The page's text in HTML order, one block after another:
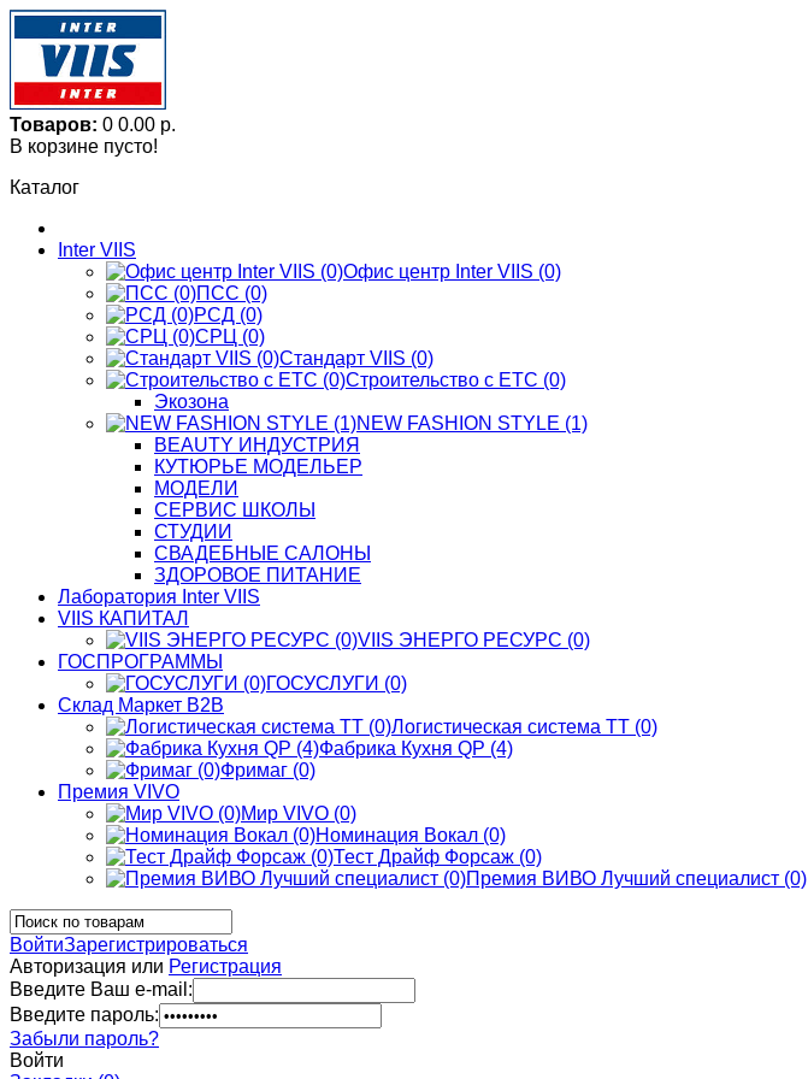
Товаров: 0 0.00 р.
В корзине пусто!
Каталог
Inter VIIS
Офис центр Inter VIIS (0)
ПСС (0)
РСД (0)
СРЦ (0)
Стандарт VIIS (0)
Строительство с ЕТС (0)
Экозона
NEW FASHION STYLE (1)
BЕАUTY ИНДУСТРИЯ
КУТЮРЬЕ МОДЕЛЬЕР
МОДЕЛИ
СЕРВИС ШКОЛЫ
СТУДИИ
СВАДЕБНЫЕ САЛОНЫ
ЗДОРОВОЕ ПИТАНИЕ
Лаборатория Inter VIIS
VIIS КАПИТАЛ
VIIS ЭНЕРГО РЕСУРС (0)
ГОСПРОГРАММЫ
ГОСУСЛУГИ (0)
Склад Маркет В2В
Логистическая система ТТ (0)
Фабрика Кухня QP (4)
Фримаг (0)
Премия VIVO
Мир VIVO (0)
Номинация Вокал (0)
Тест Драйф Форсаж (0)
Премия ВИВО Лучший специалист (0)
ВойтиЗарегистрироваться
Авторизация или Регистрация
Введите Ваш e-mail:
Введите пароль:
Забыли пароль?
Войти